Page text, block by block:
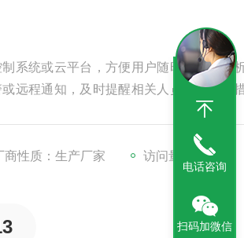
系统或云平台，方便用户随时查看和分
远程通知，及时提醒相关人员采取应对
，帮助用户了解气象变化趋势，制定更
商性质：生产厂家 访问量：226
电话咨询
扫码加微信